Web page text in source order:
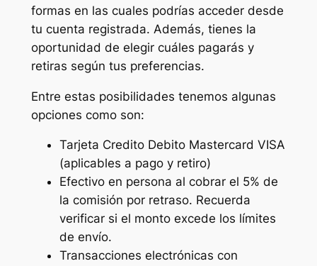
formas en las cuales podrías acceder desde
tu cuenta registrada. Además, tienes la
oportunidad de elegir cuáles pagarás y
retiras según tus preferencias.
Entre estas posibilidades tenemos algunas
opciones como son:
Tarjeta Credito Debito Mastercard VISA
(aplicables a pago y retiro)
Efectivo en persona al cobrar el 5% de
la comisión por retraso. Recuerda
verificar si el monto excede los límites
de envío.
Transacciones electrónicas con